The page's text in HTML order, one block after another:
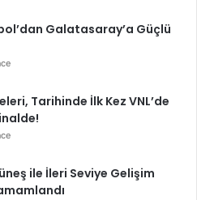
Galatasaray’a Güçlü
Tarihinde İlk Kez VNL’de
ile İleri Seviye Gelişim